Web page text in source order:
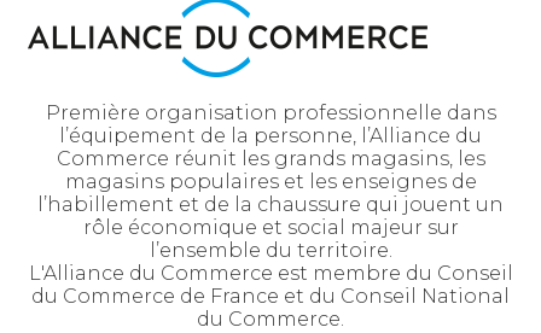
Première organisation professionnelle dans
l’équipement de la personne, l’Alliance du
Commerce réunit les grands magasins, les
magasins populaires et les enseignes de
l’habillement et de la chaussure qui jouent un
rôle économique et social majeur sur
l’ensemble du territoire.
L'Alliance du Commerce est membre du Conseil
du Commerce de France et du Conseil National
du Commerce.